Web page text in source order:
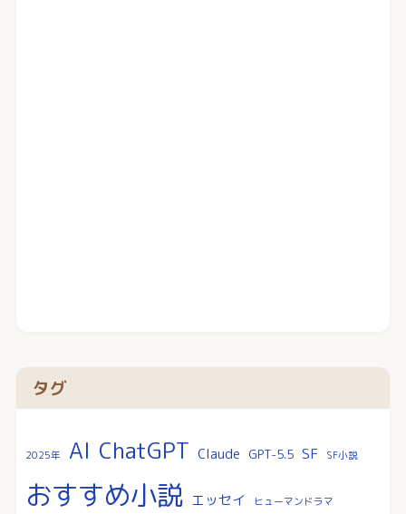
タグ
2025年 AI ChatGPT Claude GPT-5.5 SF SF小説
おすすめ小説 エッセイ ヒューマンドラマ